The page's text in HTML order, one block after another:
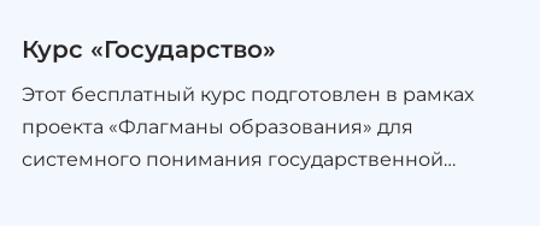
Курс «Государство»
Этот бесплатный курс подготовлен в рамках
проекта «Флагманы образования» для
системного понимания государственной